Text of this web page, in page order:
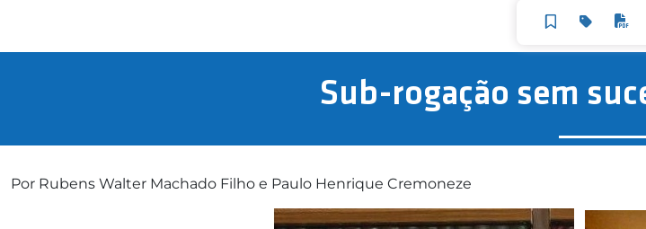
Sub-rogação sem
Por Rubens Walter Machado Filho e Paulo Henrique Cremoneze